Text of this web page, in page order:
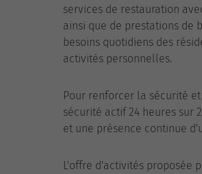
services de restauration
ainsi que de prestations de
besoins quotidiens des
activités personnelles.
Pour renforcer la sécurité
sécurité actif 24 heures sur
et une présence continue
L'offre d'activités proposée